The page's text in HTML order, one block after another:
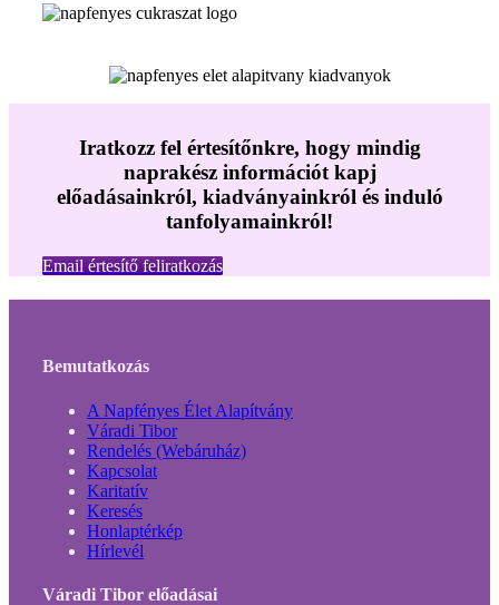
Iratkozz fel értesítőnkre, hogy mindig
naprakész információt kapj
előadásainkról, kiadványainkról és induló
tanfolyamainkról!
Email értesítő feliratkozás
Bemutatkozás
A Napfényes Élet Alapítvány
Váradi Tibor
Rendelés (Webáruház)
Kapcsolat
Karitatív
Keresés
Honlaptérkép
Hírlevél
Váradi Tibor előadásai